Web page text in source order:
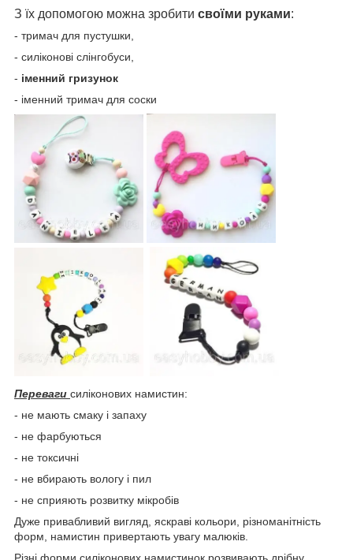
З їх допомогою можна зробити своїми руками:
- тримач для пустушки,
- силіконові слінгобуси,
- іменний гризунок
- іменний тримач для соски
Переваги силіконових намистин:
- не мають смаку і запаху
- не фарбуються
- не токсичні
- не вбирають вологу і пил
- не сприяють розвитку мікробів
Дуже привабливий вигляд, яскраві кольори, різноманітність
форм, намистин привертають увагу малюків.